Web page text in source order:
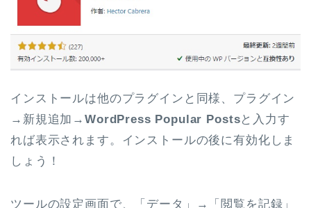
インストールは他のプラグインと同様、プラグイン
→新規追加→WordPress Popular Postsと入力す
れば表示されます。インストールの後に有効化しま
しょう！
ツールの設定画面で、「データ」→「閲覧を記録」